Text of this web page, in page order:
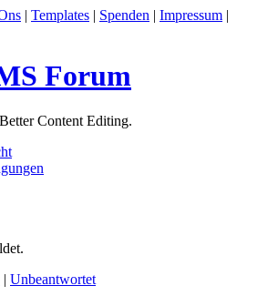
| Templates | Spenden | Impressum |
Forum
Content Editing.
| Unbeantwortet